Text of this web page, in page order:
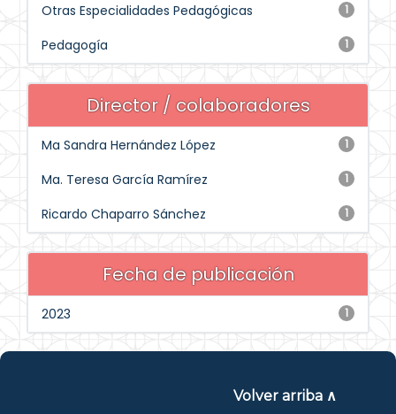
1
Otras Especialidades Pedagógicas
1
Pedagogía
Director / colaboradores
1
Ma Sandra Hernández López
1
Ma. Teresa García Ramírez
1
Ricardo Chaparro Sánchez
Fecha de publicación
1
2023
Volver arriba ∧